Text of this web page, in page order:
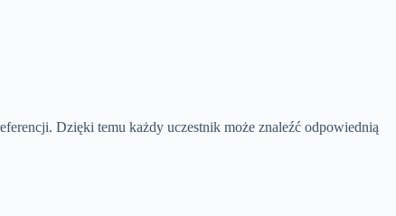
Dzięki temu każdy uczestnik może znaleźć odpowiednią